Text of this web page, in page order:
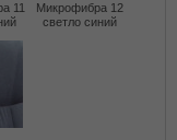
11
Микрофибра 12
светло синий